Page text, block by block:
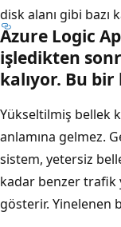
disk alanı gibi bazı
Azure Logic
işledikten
kalıyor. Bu bir
Yükseltilmiş bellek
anlamına gelmez.
sistem, yetersiz
kadar benzer trafik
gösterir. Yinelenen